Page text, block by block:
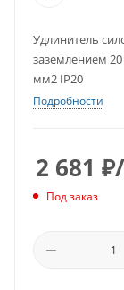
Удлинитель
заземлением
мм2 IP20
Подробности
2 681 ₽
Под заказ